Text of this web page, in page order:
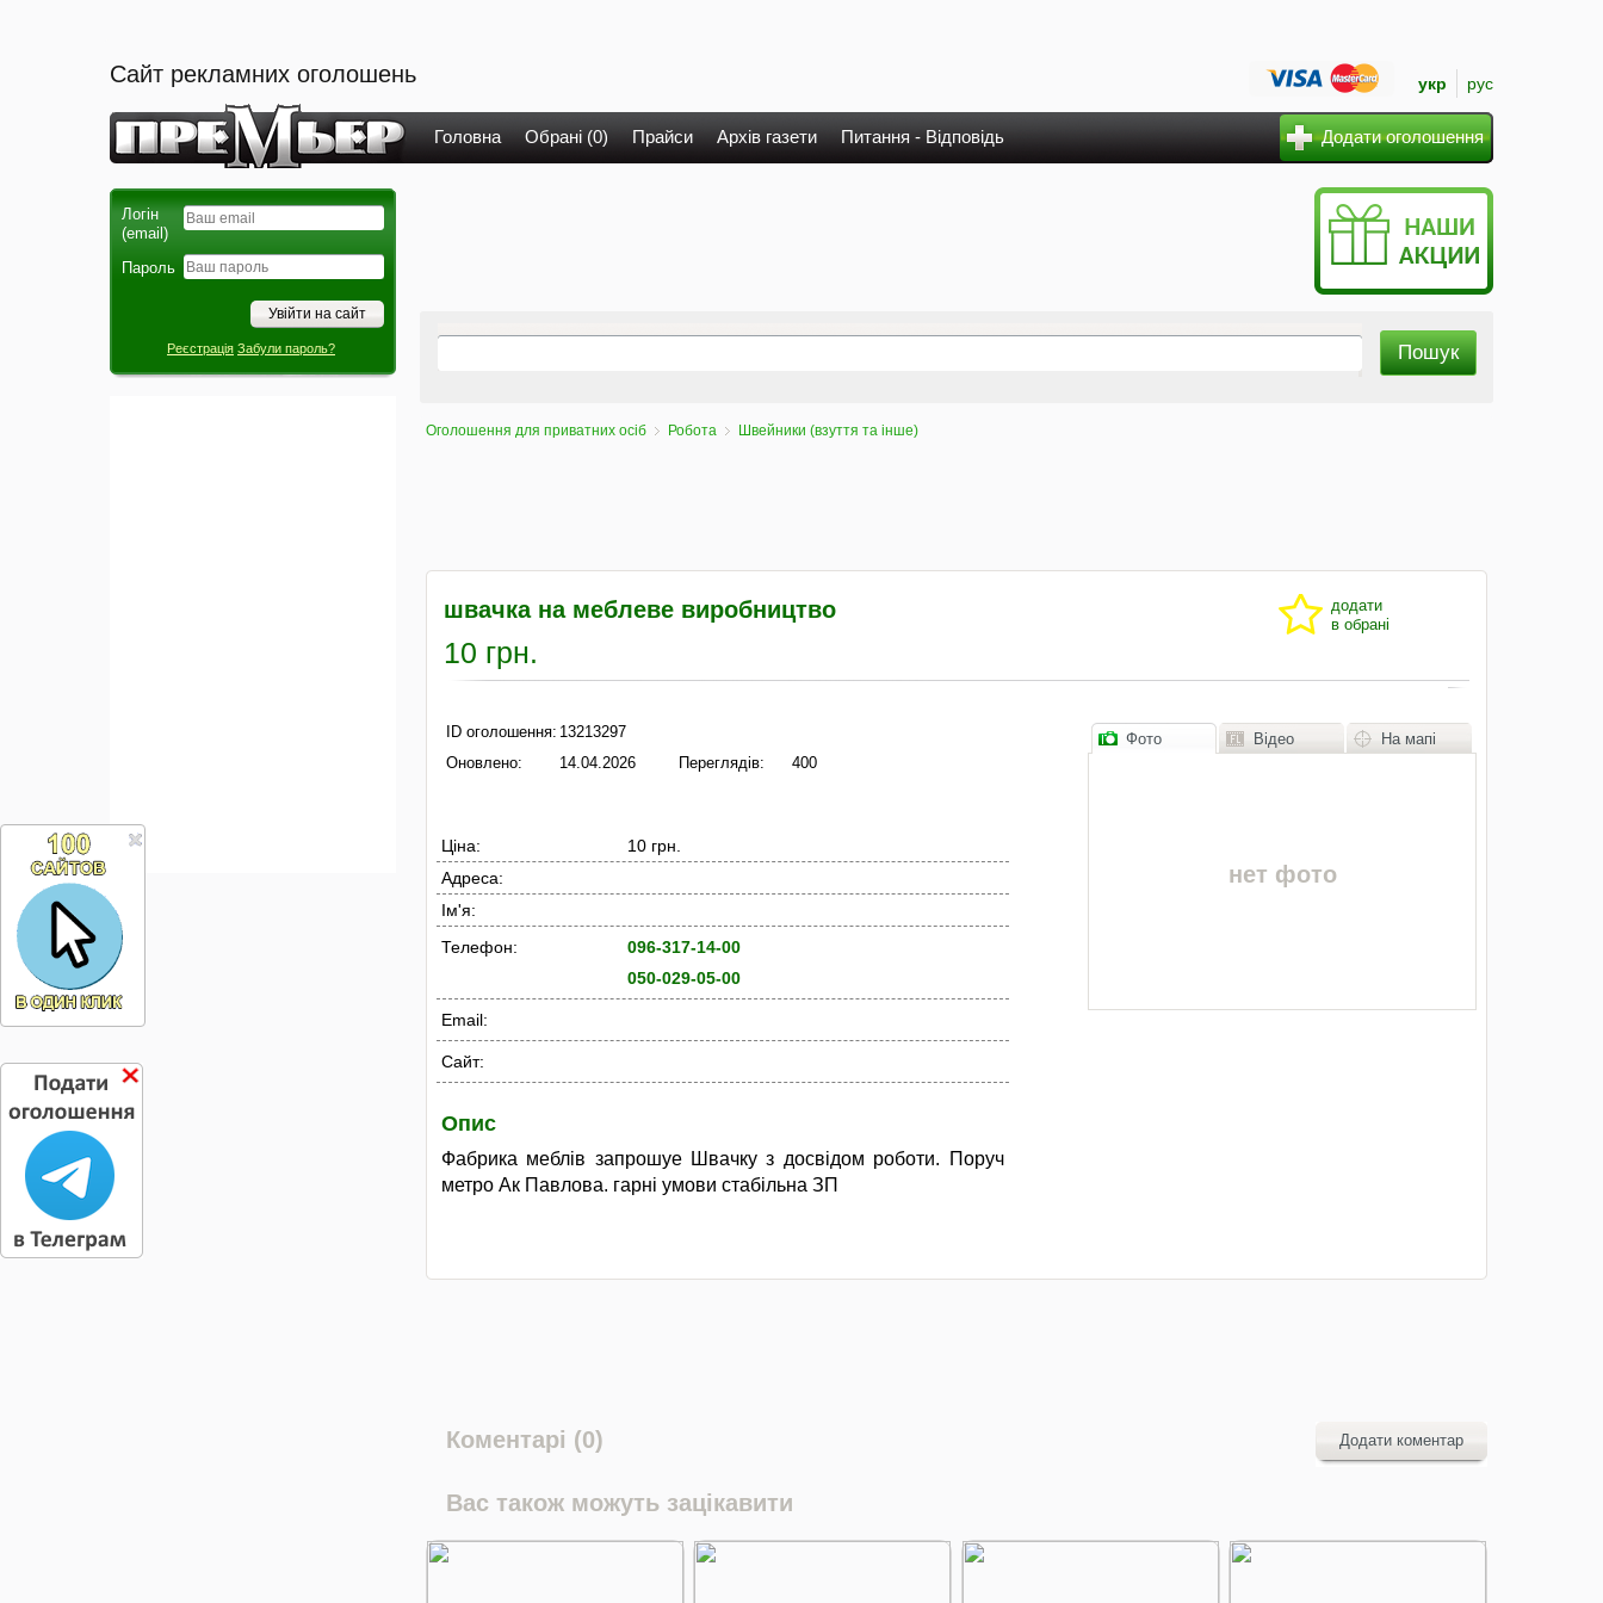
Сайт рекламних оголошень укр рус
Головна Обрані (0) Прайси Архів газети Питання - Відповідь Додати оголошення
Логін
(email)
Пароль
Реєстрація Забули пароль?
Оголошення для приватних осіб Робота Швейники (взуття та інше)
швачка на меблеве виробництво
додати
в обрані
10 грн.
ID оголошення: 13213297
Оновлено:
14.04.2026 Переглядів: 400
Ціна:
10 грн.
Адреса:
Ім'я:
Телефон:
096-317-14-00
050-029-05-00
Email:
Сайт:
Опис
Фабрика меблів запрошуе Швачку з досвідом роботи. Поруч
метро Ак Павлова. гарні умови стабільна ЗП
Фото Відео На мапі
нет фото
Коментарі (0) Додати коментар
Вас також можуть зацікавити